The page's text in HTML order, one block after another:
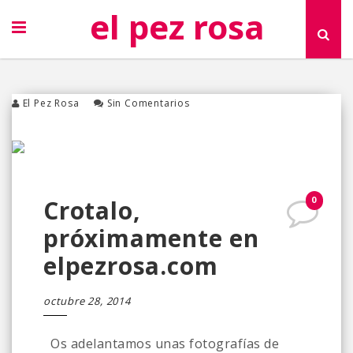
el pez rosa
El Pez Rosa Sin Comentarios
0
Crotalo,
próximamente en
elpezrosa.com
octubre 28, 2014
Os adelantamos unas fotografías de